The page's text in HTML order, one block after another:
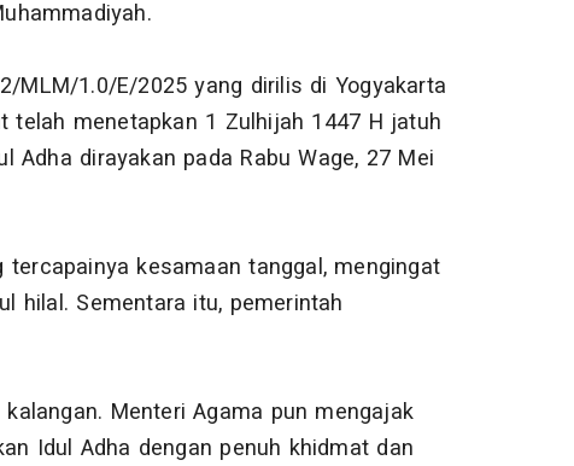
MLM/1.0/E/2025 yang dirilis di Yogyakarta
telah menetapkan 1 Zulhijah 1447 H jatuh
Adha dirayakan pada Rabu Wage, 27 Mei
kesamaan tanggal, mengingat
hilal. Sementara itu, pemerintah
Menteri Agama pun mengajak
Idul Adha dengan penuh khidmat dan